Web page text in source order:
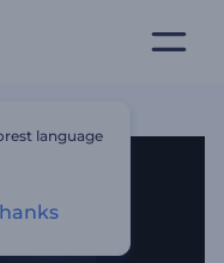
language